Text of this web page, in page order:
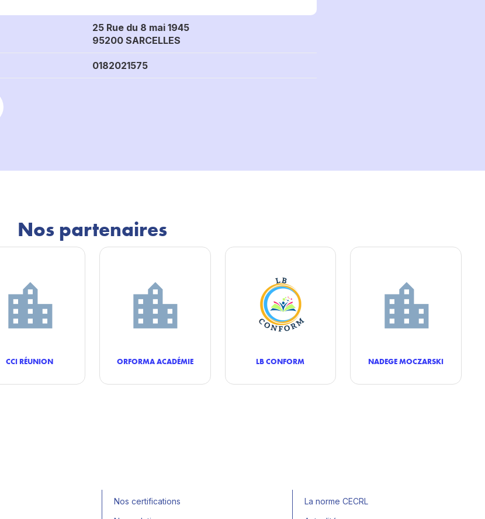
25 Rue du 8 mai 1945
95200 SARCELLES
0182021575
Nos partenaires
CCI RÉUNION ORFORMA ACADÉMIE LB CONFORM NADEGE MOCZARSKI
Nos certifications
La norme CECRL